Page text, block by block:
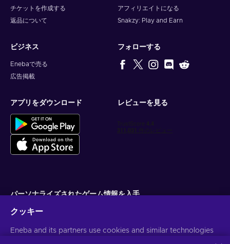
チケットを作成する
返品について
アフィリエイトになる
Snakzy: Play and Earn
ビジネス
Enebaで売る
広告掲載
フォローする
アプリをダウンロード レビューを見る
パーソナライズされたゲーム情報を入手
配信停止はいつでも可能です。詳しくは個人情報保護方針をご覧くださ
クッキー
Eneba and its partners use cookies and similar technologies